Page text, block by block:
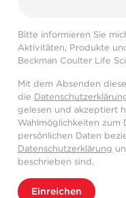
Bitte informieren Sie
Aktivitäten, Produkte
Beckman Coulter Life
Mit dem Absenden
die
gelesen und akzeptiert
Wahlmöglichkeiten zum
persönlichen Daten
Datenschutzerklärung
beschrieben sind.
Einreichen